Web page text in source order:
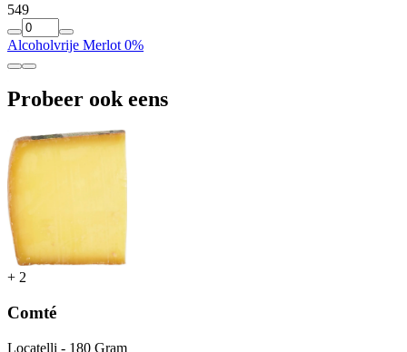
549
Alcoholvrije Merlot 0%
Probeer ook eens
+ 2
Comté
Locatelli - 180 Gram